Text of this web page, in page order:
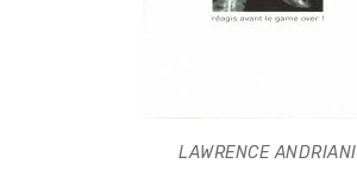
LAWRENCE ANDRIANI